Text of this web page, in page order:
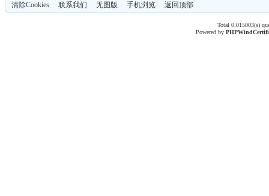
清除Cookies 联系我们 无图版 手机浏览 返回顶部
Total 0.015003(s)
Powered byPHPWind